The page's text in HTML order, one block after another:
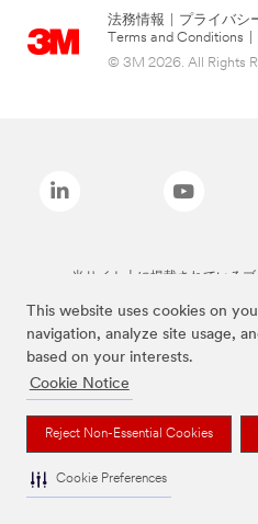
This website uses cookies on
navigation, analyze site usage,
based on your interests.
Cookie Notice
Reject Non-Essential Cookies
Cookie Preferences
法務情報 プライバシ
Terms and Conditions
© 3M 2026. All Rights
当サイト上に掲載されている